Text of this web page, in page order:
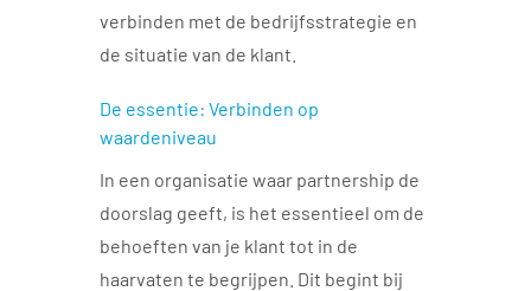
verbinden met de bedrijfsstrategie en
de situatie van de klant.
De essentie: Verbinden op
waardeniveau
In een organisatie waar partnership de
doorslag geeft, is het essentieel om de
behoeften van je klant tot in de
haarvaten te begrijpen. Dit begint bij